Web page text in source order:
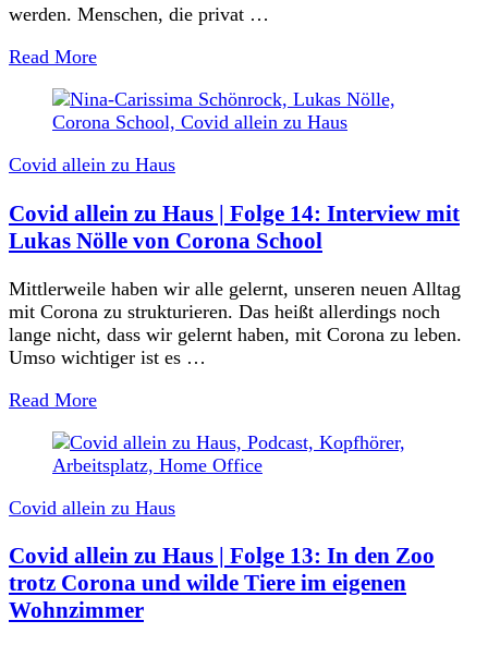
werden. Menschen, die privat …
Read More
Covid allein zu Haus
Covid allein zu Haus | Folge 14: Interview mit
Lukas Nölle von Corona School
Mittlerweile haben wir alle gelernt, unseren neuen Alltag
mit Corona zu strukturieren. Das heißt allerdings noch
lange nicht, dass wir gelernt haben, mit Corona zu leben.
Umso wichtiger ist es …
Read More
Covid allein zu Haus
Covid allein zu Haus | Folge 13: In den Zoo
trotz Corona und wilde Tiere im eigenen
Wohnzimmer